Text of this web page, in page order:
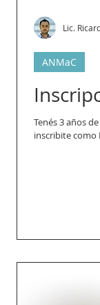
Tenés 3 años
inscribite
ANMaC
Lic.